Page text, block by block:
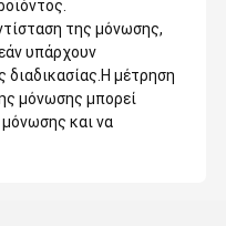
της μόνωσης,
υπάρχουν
διαδικασίας.Η μέτρηση
μόνωσης μπορεί
μόνωσης και να
και Καλωδίων
Co. Ltd, παλαιότερα
Ltd, είναι μία από τις
καλωδίων και καλωδίων
της ΓροιλανδίαςΤο
Cable Science and